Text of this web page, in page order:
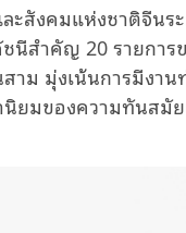
สังคมแห่งชาติจีนร
นีสำคัญ 20 รายกา
าม มุ่งเน้นการมีงา
นิยมของความทันส